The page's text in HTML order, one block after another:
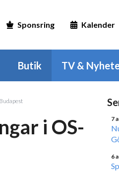
Sponsring Kalender
Butik TV &
i OS-
7
6